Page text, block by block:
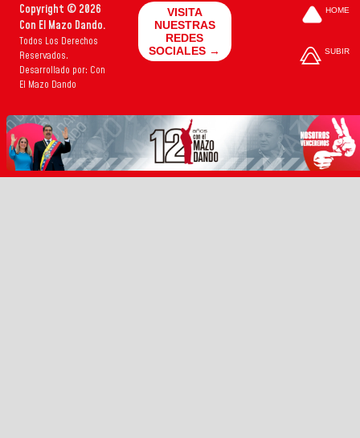
Copyright © 2026
Con El Mazo Dando.
Todos Los Derechos
Reservados.
Desarrollado por: Con
El Mazo Dando
VISITA
NUESTRAS
REDES
SOCIALES →
HOME
SUBIR